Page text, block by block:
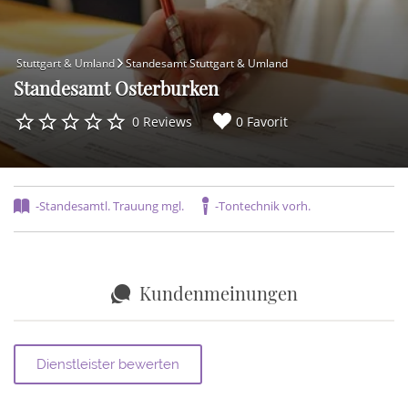
Stuttgart & Umland Standesamt Stuttgart & Umland
Standesamt Osterburken
0 Reviews 0 Favorit
-Standesamtl. Trauung mgl. -Tontechnik vorh.
Kundenmeinungen